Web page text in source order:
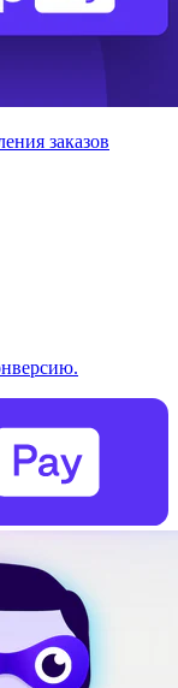
заказов